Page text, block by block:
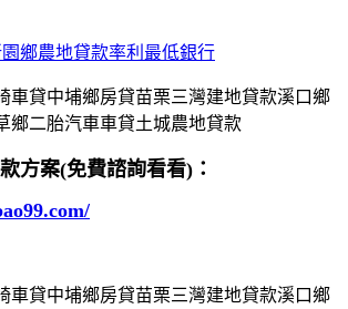
鄉農地貸款率利最低銀行
車貸中埔鄉房貸苗栗三灣建地貸款溪口鄉
鄉二胎汽車車貸土城農地貸款
方案(免費諮詢看看)：
車貸中埔鄉房貸苗栗三灣建地貸款溪口鄉